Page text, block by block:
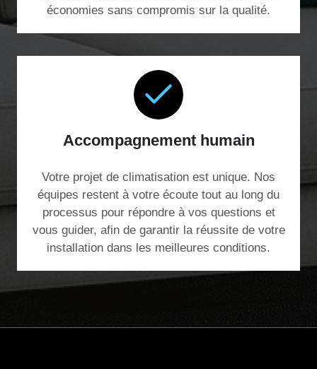
économies sans compromis sur la qualité.
Accompagnement humain
Votre projet de climatisation est unique. Nos
équipes restent à votre écoute tout au long du
processus pour répondre à vos questions et
vous guider, afin de garantir la réussite de votre
installation dans les meilleures conditions.